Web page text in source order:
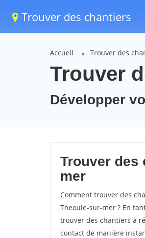
Trouver des chantiers
Accueil Trouver des
Trouver
Développer
Trouver des
mer
Comment trouver des
Theoule-sur-mer ? En
trouver des chantiers à
contact de manière